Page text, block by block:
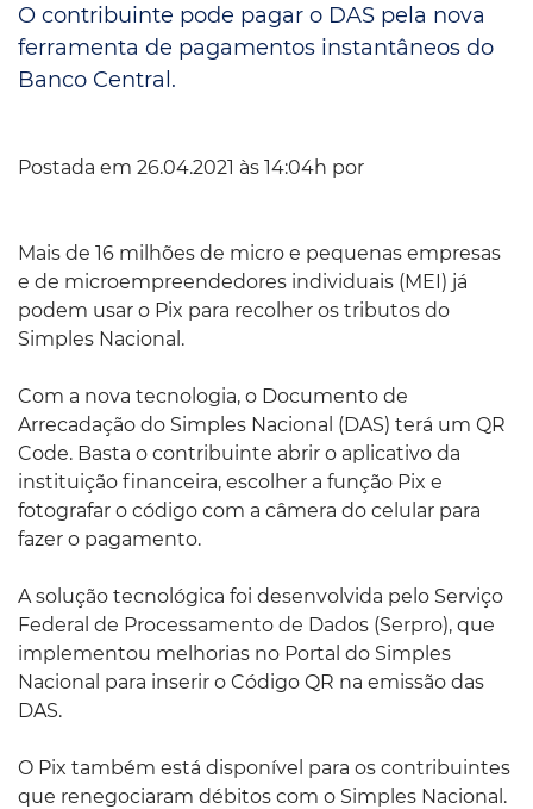
O contribuinte pode pagar o DAS pela nova
ferramenta de pagamentos instantâneos do
Banco Central.
Postada em 26.04.2021 às 14:04h por
Mais de 16 milhões de micro e pequenas empresas
e de microempreendedores individuais (MEI) já
podem usar o Pix para recolher os tributos do
Simples Nacional.
Com a nova tecnologia, o Documento de
Arrecadação do Simples Nacional (DAS) terá um QR
Code. Basta o contribuinte abrir o aplicativo da
instituição financeira, escolher a função Pix e
fotografar o código com a câmera do celular para
fazer o pagamento.
A solução tecnológica foi desenvolvida pelo Serviço
Federal de Processamento de Dados (Serpro), que
implementou melhorias no Portal do Simples
Nacional para inserir o Código QR na emissão das
DAS.
O Pix também está disponível para os contribuintes
que renegociaram débitos com o Simples Nacional.